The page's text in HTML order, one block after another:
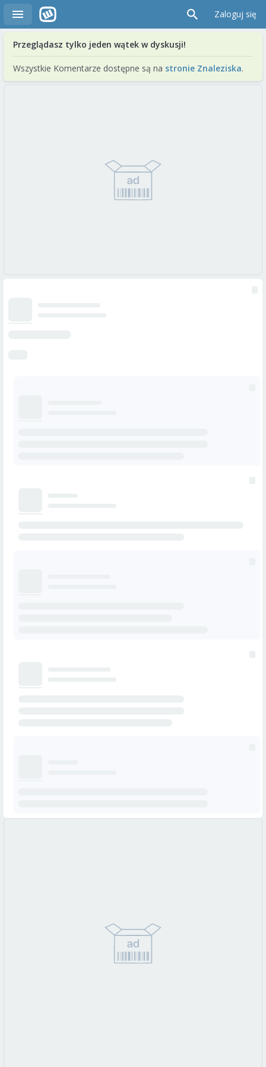
Zaloguj się
Przeglądasz tylko jeden wątek w dyskusji!
Wszystkie Komentarze dostępne są na stronie Znaleziska.